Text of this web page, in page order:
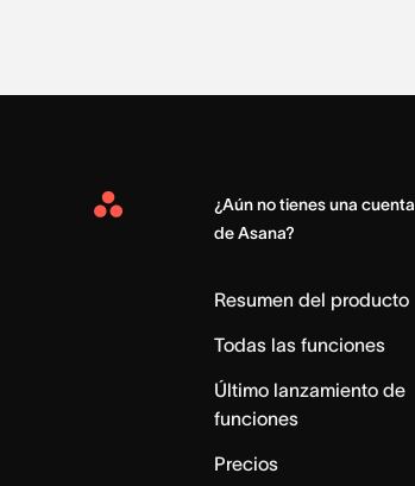
Asana
¿Aún no tienes una cuenta
de Asana?
Resumen del producto
Todas las funciones
Último lanzamiento de
funciones
Precios